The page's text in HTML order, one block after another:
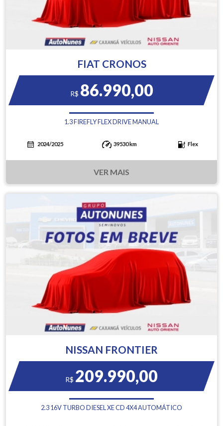
FIAT CRONOS
R$ 86.990,00
1.3 FIREFLY FLEX DRIVE MANUAL
2024/2025 39530 km Flex
VER MAIS
NISSAN FRONTIER
R$ 209.990,00
2.3 16V TURBO DIESEL XE CD 4X4 AUTOMÁTICO